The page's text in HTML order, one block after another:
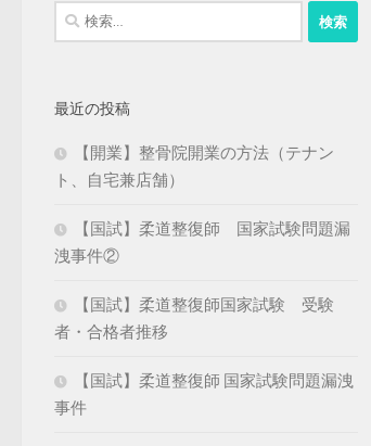
検
索:
最近の投稿
【開業】整骨院開業の方法（テナン
ト、自宅兼店舗）
【国試】柔道整復師 国家試験問題漏
洩事件②
【国試】柔道整復師国家試験 受験
者・合格者推移
【国試】柔道整復師 国家試験問題漏洩
事件